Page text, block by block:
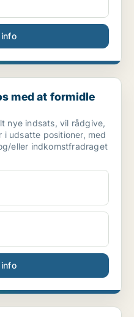
vigtig viden...
med at formidle
nye indsats, vil rådgive,
udsatte positioner, med
eller indkomstfradraget
for unge i Køben...